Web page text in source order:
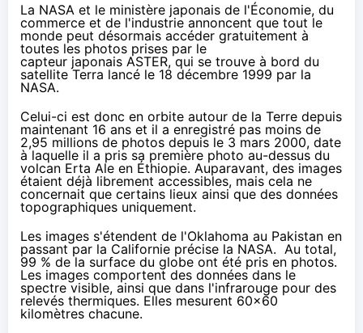
La NASA et le ministère japonais de l'Économie, du
commerce et de l'industrie annoncent que tout le
monde peut désormais accéder gratuitement à
toutes les photos prises par le
capteur japonais ASTER, qui se trouve à bord du
satellite Terra lancé le 18 décembre 1999 par la
NASA.
Celui-ci est donc en orbite autour de la Terre depuis
maintenant 16 ans et il a enregistré pas moins de
2,95 millions de photos depuis le 3 mars 2000, date
à laquelle il a pris sa première photo au-dessus du
volcan Erta Ale en Éthiopie. Auparavant, des images
étaient déjà librement accessibles, mais cela ne
concernait que certains lieux ainsi que des données
topographiques uniquement.
Les images s'étendent de l'Oklahoma au Pakistan en
passant par la Californie précise la NASA. Au total,
99 % de la surface du globe ont été pris en photos.
Les images comportent des données dans le
spectre visible, ainsi que dans l'infrarouge pour des
relevés thermiques. Elles mesurent 60x60
kilomètres chacune.